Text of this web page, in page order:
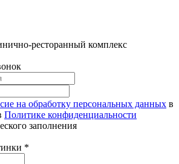
ресторанный комплекс
на обработку персональных данных в
Политике конфиденциальности
заполнения
*